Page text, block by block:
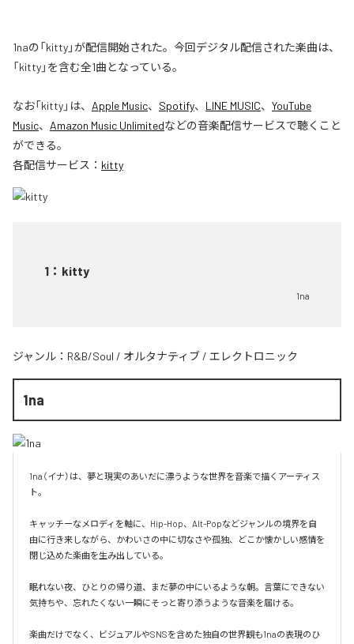
1naの「kitty」が配信開始された。今回デジタル配信された楽曲は、
「kitty」を含む全1曲となっている。
なお「kitty」は、 Apple Music、 Spotify、 LINE MUSIC、 YouTube
Music、 Amazon Music Unlimitedなどの音楽配信サービスで聴くこと
ができる。
各配信サービス： kitty
1 ： kitty
1na
ジャンル： R&B/Soul / オルタナティブ / エレクトロニック
1na
1na（イナ）は、夢と現実のあいだに漂うような世界を音楽で描くアーティス
ト。
キャッチーなメロディを軸に、Hip-Hop、Alt-Popなどジャンルの境界を自
由に行き来しながら、かわいさの中に切なさや孤独、どこか懐かしい感情を
閉じ込めた楽曲を生み出している。
眠れない夜、ひとりの帰り道、まだ夢の中にいるような朝。言葉にできない
気持ちや、忘れたくない一瞬にそっと寄り添うような音楽を届ける。
楽曲だけでなく、ビジュアルやSNSを含めた独自の世界観も1naの表現のひ